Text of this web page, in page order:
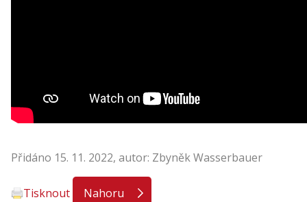
Přidáno 15. 11. 2022, autor: Zbyněk Wasserbauer
Tisknout Nahoru